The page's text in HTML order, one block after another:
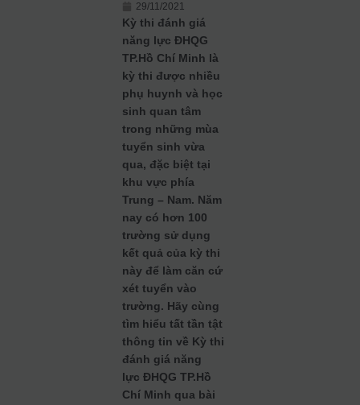
29/11/2021
Kỳ thi đánh giá
năng lực ĐHQG
TP.Hồ Chí Minh là
kỳ thi được nhiều
phụ huynh và học
sinh quan tâm
trong những mùa
tuyển sinh vừa
qua, đặc biệt tại
khu vực phía
Trung – Nam. Năm
nay có hơn 100
trường sử dụng
kết quả của kỳ thi
này để làm căn cứ
xét tuyển vào
trường. Hãy cùng
tìm hiểu tất tần tật
thông tin về Kỳ thi
đánh giá năng
lực ĐHQG TP.Hồ
Chí Minh qua bài